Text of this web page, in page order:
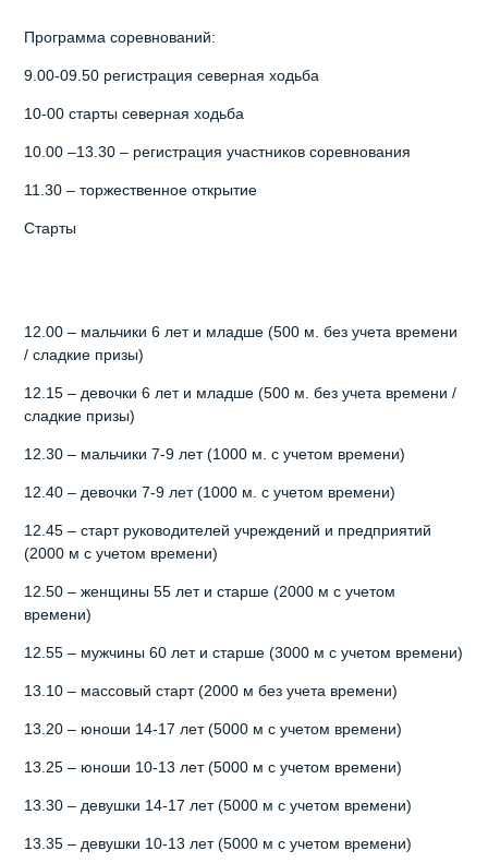
Программа соревнований:
9.00-09.50 регистрация северная ходьба
10-00 старты северная ходьба
10.00 –13.30 – регистрация участников соревнования
11.30 – торжественное открытие
Старты
12.00 – мальчики 6 лет и младше (500 м. без учета времени
/ сладкие призы)
12.15 – девочки 6 лет и младше (500 м. без учета времени /
сладкие призы)
12.30 – мальчики 7-9 лет (1000 м. с учетом времени)
12.40 – девочки 7-9 лет (1000 м. с учетом времени)
12.45 – старт руководителей учреждений и предприятий
(2000 м с учетом времени)
12.50 – женщины 55 лет и старше (2000 м с учетом
времени)
12.55 – мужчины 60 лет и старше (3000 м с учетом времени)
13.10 – массовый старт (2000 м без учета времени)
13.20 – юноши 14-17 лет (5000 м с учетом времени)
13.25 – юноши 10-13 лет (5000 м с учетом времени)
13.30 – девушки 14-17 лет (5000 м с учетом времени)
13.35 – девушки 10-13 лет (5000 м с учетом времени)